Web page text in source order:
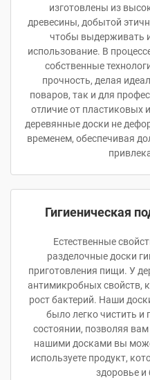
изготовлены из
древесины, добытой
чтобы выдерживать
использование. В
собственные
прочность, делая
поваров, так и для
отличие от пластиковых
деревянные доски не
временем, обеспечивая
Гигиеническая
Естественные
разделочные доски
приготовления пищи. У
антимикробных свойств,
рост бактерий. Наши
было легко чистить
состоянии, позволяя
нашими досками вы
используете продукт,
здоровье и